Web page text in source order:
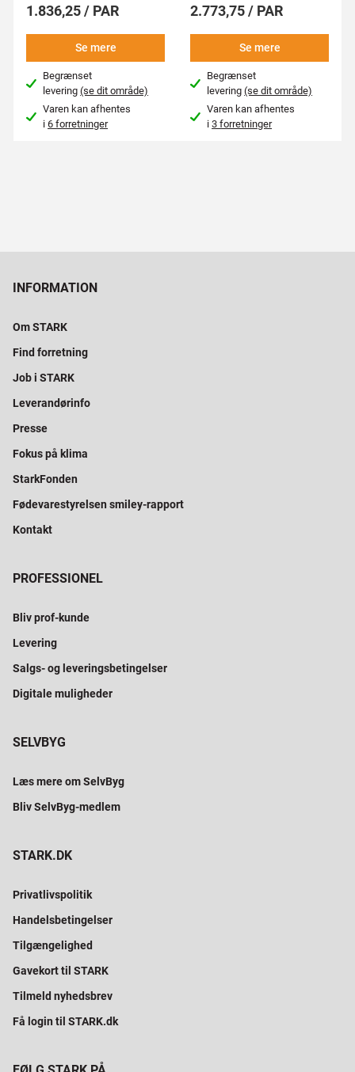
1.836,25 / PAR
Se mere
Begrænset
levering(se dit område)
Varen kan afhentes
i6 forretninger
2.773,75 / PAR
Se mere
Begrænset
levering(se dit område)
Varen kan afhentes
i3 forretninger
INFORMATION
Om STARK
Find forretning
Job i STARK
Leverandørinfo
Presse
Fokus på klima
StarkFonden
Fødevarestyrelsen smiley-rapport
Kontakt
PROFESSIONEL
Bliv prof-kunde
Levering
Salgs- og leveringsbetingelser
Digitale muligheder
SELVBYG
Læs mere om SelvByg
Bliv SelvByg-medlem
STARK.DK
Privatlivspolitik
Handelsbetingelser
Tilgængelighed
Gavekort til STARK
Tilmeld nyhedsbrev
Få login til STARK.dk